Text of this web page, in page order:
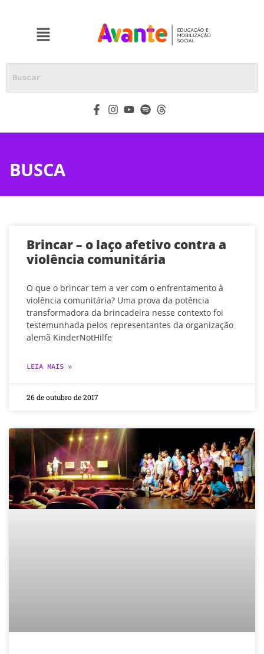
BUSCA
Brincar – o laço afetivo contra a
violência comunitária
O que o brincar tem a ver com o enfrentamento à
violência comunitária? Uma prova da potência
transformadora da brincadeira nesse contexto foi
testemunhada pelos representantes da organização
alemã KinderNotHilfe
LEIA MAIS »
26 de outubro de 2017